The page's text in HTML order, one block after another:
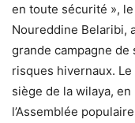
en toute sécurité », le
Noureddine Belaribi,
grande campagne
risques hivernaux.
siège de la wilaya,
l’Assemblée